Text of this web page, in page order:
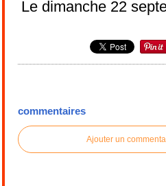
Le dimanche 22
commentaires
Ajouter un